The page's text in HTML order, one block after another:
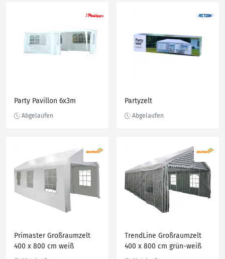
Party Pavillon 6x3m Partyzelt
Primaster Großraumzelt
400 x 800 cm weiß
TrendLine Großraumzelt
400 x 800 cm grün-weiß